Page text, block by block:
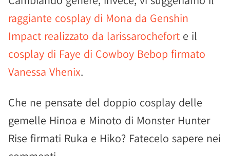
raggiante cosplay di Mona da Genshin
Impact realizzato da larissarochefort e il
cosplay di Faye di Cowboy Bebop firmato
Vanessa Vhenix.
Che ne pensate del doppio cosplay delle
gemelle Hinoa e Minoto di Monster Hunter
Rise firmati Ruka e Hiko? Fatecelo sapere nei